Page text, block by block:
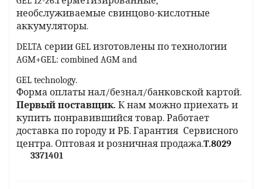
необслуживаемые свинцово-кислотные
аккумуляторы.
DELTA серии GEL изготовлены по технологии
AGM+GEL: combined AGM and
GEL technology.
Форма оплаты нал/безнал/банковской картой.
Первый поставщик. К нам можно приехать и
купить понравившийся товар. Работает
доставка по городу и РБ. Гарантия Сервисного
центра. Оптовая и розничная продажа.T.8029
3371401